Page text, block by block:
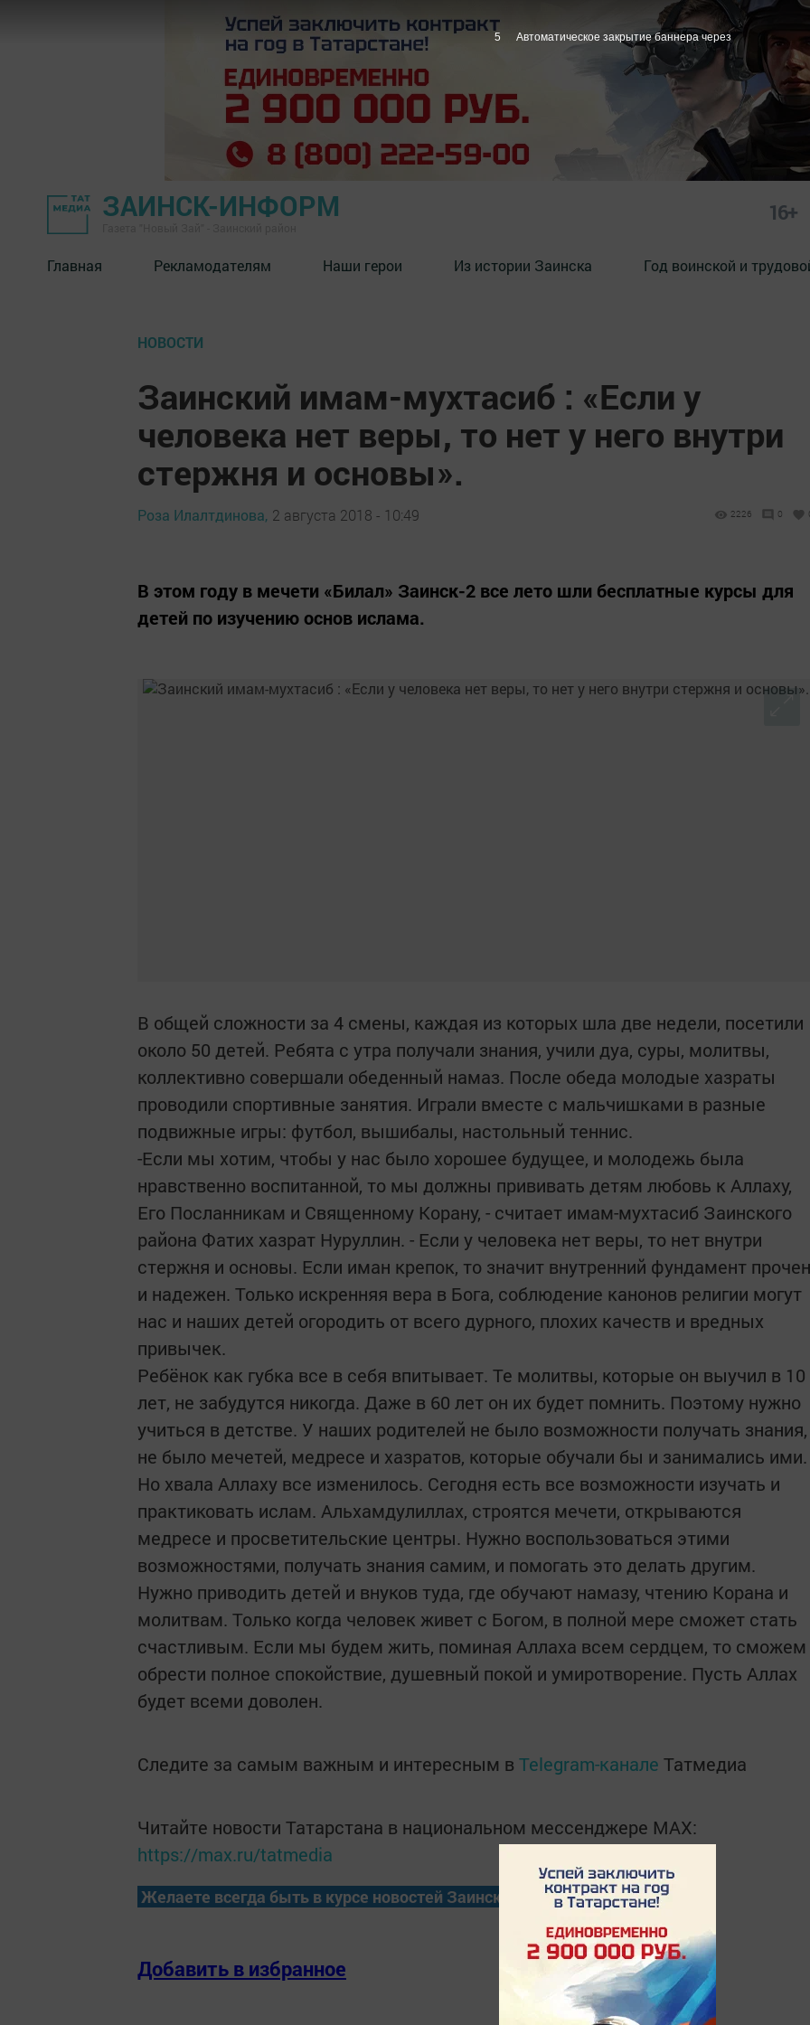
ЗАИНСК-ИНФОРМ 16+
Главная Рекламодателям Наши герои Из истории Заинска Год воинской и
НОВОСТИ
Заинский имам-мухтасиб : «Если у
человека нет веры, то нет у него внутри
стержня и основы».
Роза Илалтдинова, 2 августа 2018 - 10:49 2226 0
В этом году в мечети «Билал» Заинск-2 все лето шли бесплатные курсы для
детей по изучению основ ислама.
В общей сложности за 4 смены, каждая из которых шла две недели, посетили
около 50 детей. Ребята с утра получали знания, учили дуа, суры, молитвы,
коллективно совершали обеденный намаз. После обеда молодые хазраты
проводили спортивные занятия. Играли вместе с мальчишками в разные
подвижные игры: футбол, вышибалы, настольный теннис.
-Если мы хотим, чтобы у нас было хорошее будущее, и молодежь была
нравственно воспитанной, то мы должны прививать детям любовь к Аллаху,
Его Посланникам и Священному Корану, - считает имам-мухтасиб Заинского
района Фатих хазрат Нуруллин. - Если у человека нет веры, то нет внутри
стержня и основы. Если иман крепок, то значит внутренний фундамент прочен
и надежен. Только искренняя вера в Бога, соблюдение канонов религии могут
нас и наших детей огородить от всего дурного, плохих качеств и вредных
привычек.
Ребёнок как губка все в себя впитывает. Те молитвы, которые он выучил в 10
лет, не забудутся никогда. Даже в 60 лет он их будет помнить. Поэтому нужно
учиться в детстве. У наших родителей не было возможности получать знания,
не было мечетей, медресе и хазратов, которые обучали бы и занимались ими.
Но хвала Аллаху все изменилось. Сегодня есть все возможности изучать и
практиковать ислам. Альхамдулиллах, строятся мечети, открываются
медресе и просветительские центры. Нужно воспользоваться этими
возможностями, получать знания самим, и помогать это делать другим.
Нужно приводить детей и внуков туда, где обучают намазу, чтению Корана и
молитвам. Только когда человек живет с Богом, в полной мере сможет стать
счастливым. Если мы будем жить, поминая Аллаха всем сердцем, то сможем
обрести полное спокойствие, душевный покой и умиротворение. Пусть Аллах
будет всеми доволен.
Следите за самым важным и интересным в Telegram-канале Татмедиа
Читайте новости Татарстана в национальном мессенджере MАХ:
https://max.ru/tatmedia
Желаете всегда быть в курсе новостей Заинска?
Добавить в избранное
4 Автоматическое закрытие баннера через